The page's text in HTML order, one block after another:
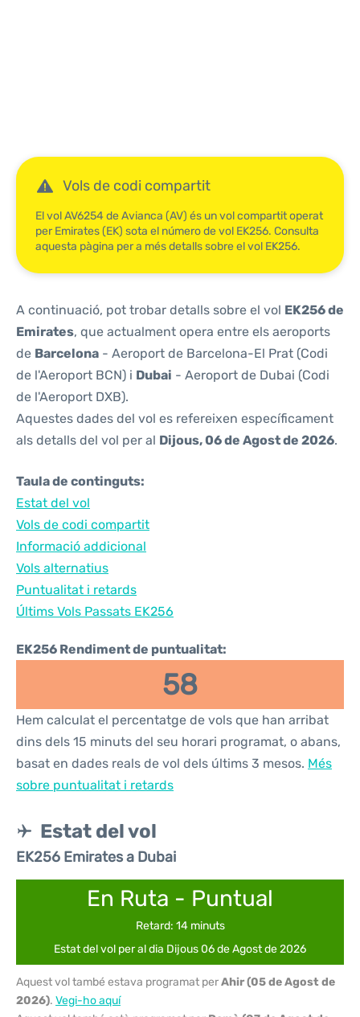
Vols de codi compartit
El vol AV6254 de Avianca (AV) és un vol compartit operat
per Emirates (EK) sota el número de vol EK256. Consulta
aquesta pàgina per a més detalls sobre el vol EK256.
A continuació, pot trobar detalls sobre el vol EK256 de
Emirates, que actualment opera entre els aeroports
de Barcelona - Aeroport de Barcelona-El Prat (Codi
de l'Aeroport BCN) i Dubai - Aeroport de Dubai (Codi
de l'Aeroport DXB).
Aquestes dades del vol es refereixen específicament
als detalls del vol per al Dijous, 06 de Agost de 2026.
Taula de continguts:
Estat del vol
Vols de codi compartit
Informació addicional
Vols alternatius
Puntualitat i retards
Últims Vols Passats EK256
EK256 Rendiment de puntualitat:
58
Hem calculat el percentatge de vols que han arribat
dins dels 15 minuts del seu horari programat, o abans,
basat en dades reals de vol dels últims 3 mesos. Més
sobre puntualitat i retards
Estat del vol
EK256 Emirates a Dubai
En Ruta - Puntual
Retard: 14 minuts
Estat del vol per al dia Dijous 06 de Agost de 2026
Aquest vol també estava programat perAhir (05 de Agost de
2026). Vegi-ho aquí